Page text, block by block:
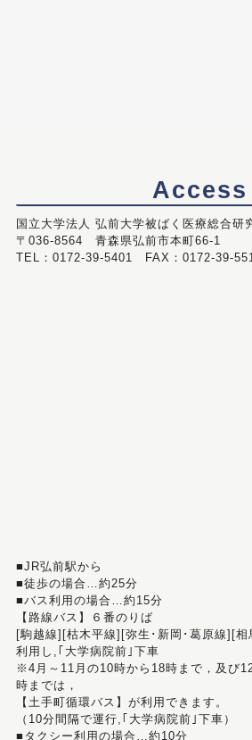
Access
国立大学法人 弘前大学被ばく医療総合研
〒036-8564 青森県弘前市本町66-1
TEL：0172-39-5401 FAX：0172-39-
■JR弘前駅から
■徒歩の場合…約25分
■バス利用の場合…約15分
【路線バス】６番のりば
[駒越線][枯木平線][弥生･新岡･葛原線][
利用し,｢大学病院前｣下車
※4月～11月の10時から18時まで，及び
時までは，
【土手町循環バス】が利用できます。
（10分間隔で運行,｢大学病院前｣下車）
■タクシー利用の場合…約10分